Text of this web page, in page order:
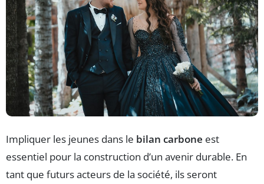
Impliquer les jeunes dans le bilan carbone est
essentiel pour la construction d’un avenir durable. En
tant que futurs acteurs de la société, ils seront